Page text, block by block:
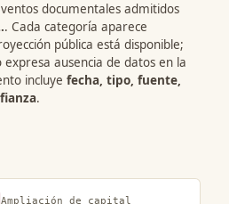
documentales admitidos
. Cada categoría aparece
pública está disponible;
ausencia de datos en la
incluye fecha, tipo, fuente,
.
Ampliación de capital